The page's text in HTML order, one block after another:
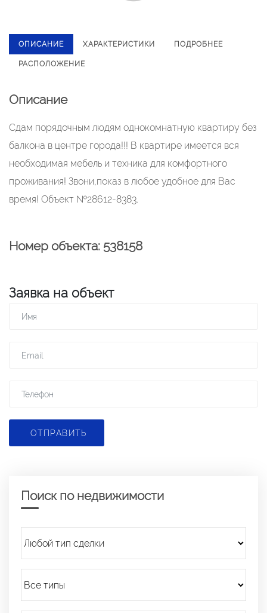
ОПИСАНИЕ ХАРАКТЕРИСТИКИ ПОДРОБНЕЕ
РАСПОЛОЖЕНИЕ
Описание
Сдам порядочным людям однокомнатную квартиру без
балкона в центре города!!! В квартире имеется вся
необходимая мебель и техника для комфортного
проживания! Звони,показ в любое удобное для Вас
время! Объект №28612-8383.
Номер объекта: 538158
Заявка на объект
ОТПРАВИТЬ
Поиск по недвижимости